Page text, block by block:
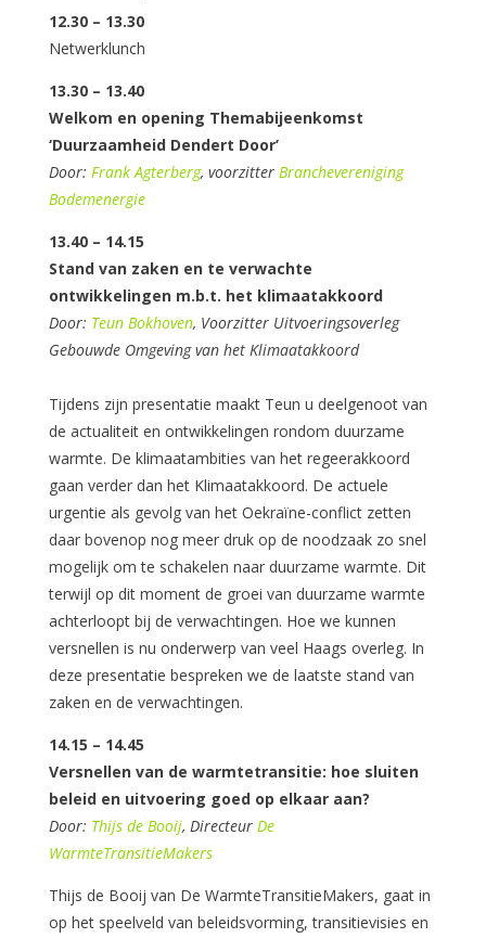
12.30 – 13.30
Netwerklunch
13.30 – 13.40
Welkom en opening Themabijeenkomst
‘Duurzaamheid Dendert Door’
Door: Frank Agterberg, voorzitter Branchevereniging
Bodemenergie
13.40 – 14.15
Stand van zaken en te verwachte
ontwikkelingen m.b.t. het klimaatakkoord
Door: Teun Bokhoven, Voorzitter Uitvoeringsoverleg
Gebouwde Omgeving van het Klimaatakkoord
Tijdens zijn presentatie maakt Teun u deelgenoot van
de actualiteit en ontwikkelingen rondom duurzame
warmte. De klimaatambities van het regeerakkoord
gaan verder dan het Klimaatakkoord. De actuele
urgentie als gevolg van het Oekraïne-conflict zetten
daar bovenop nog meer druk op de noodzaak zo snel
mogelijk om te schakelen naar duurzame warmte. Dit
terwijl op dit moment de groei van duurzame warmte
achterloopt bij de verwachtingen. Hoe we kunnen
versnellen is nu onderwerp van veel Haags overleg. In
deze presentatie bespreken we de laatste stand van
zaken en de verwachtingen.
14.15 – 14.45
Versnellen van de warmtetransitie: hoe sluiten
beleid en uitvoering goed op elkaar aan?
Door: Thijs de Booij, Directeur De
WarmteTransitieMakers
Thijs de Booij van De WarmteTransitieMakers, gaat in
op het speelveld van beleidsvorming, transitievisies en